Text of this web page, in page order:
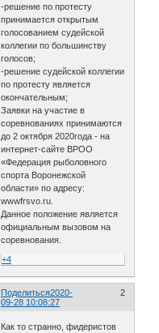
-решение по протесту
принимается открытым
голосованием судейской
коллегии по большинству
голосов;
-решение судейской коллегии
по протесту является
окончательным;
Заявки на участие в
соревнованиях принимаются
до 2 октября 2020года - на
интернет-сайте ВРОО
«Федерация рыболовного
спорта Воронежской
области» по адресу:
wwwfrsvo.ru.
Данное положение является
официальным вызовом на
соревнования.
+4
Поделиться 2
2020-
09-28 10:08:27
Как то странно, фидеристов